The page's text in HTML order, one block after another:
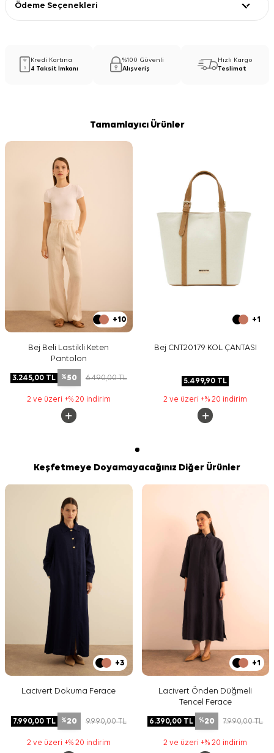
Ödeme Seçenekleri
Kredi Kartına
4 Taksit İmkanı
%100 Güvenli
Alışveriş
Hızlı Kargo
Teslimat
Tamamlayıcı Ürünler
+10
Bej Beli Lastikli Keten
Pantolon
3.245,00TL %50 6.490,00TL
2 ve üzeri +% 20 indirim
+1
Bej CNT20179 KOL ÇANTASI
5.499,90 TL
2 ve üzeri +% 20 indirim
Keşfetmeye Doyamayacağınız Diğer Ürünler
+3
Lacivert Dokuma Ferace
7.990,00TL %20 9.990,00TL
2 ve üzeri +% 20 indirim
+1
Lacivert Önden Düğmeli
Tencel Ferace
6.390,00 TL %20 7.990,00TL
2 ve üzeri +% 20 indirim